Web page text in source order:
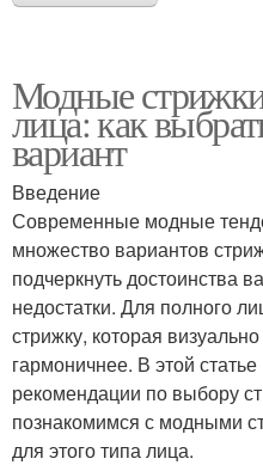
Модные
лица: как
вариант
Введение
Современные модные
множество вариантов
подчеркнуть достоинства
недостатки. Для полного
стрижку, которая
гармоничнее. В этой
рекомендации по выбору
познакомимся с модными
для этого типа лица.